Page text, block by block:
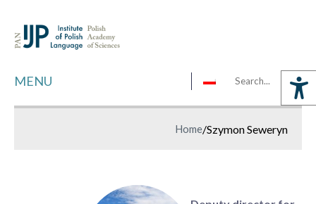
MENU
Home/Szymon Seweryn